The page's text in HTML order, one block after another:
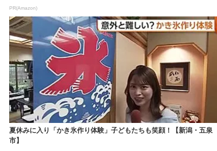
PR(Amazon)
夏休みに入り「かき氷作り体験」子どもたちも笑顔！【新潟・五泉
市】